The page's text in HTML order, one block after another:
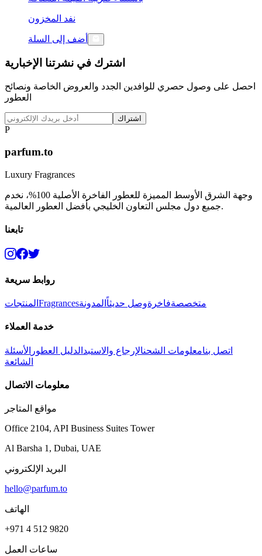
نفد المخزون
أضف إلى السلة
اشترك في نشرتنا الإخبارية
احصل على وصول حصري للوافدين الجدد والعروض الخاصة ونصائح
العطور
اشتراك
P
parfum.to
Luxury Fragrances
وجهة الشرق الأوسط المميزة للعطور الفاخرة الأصلية 100%، نخدم
جميع دول مجلس التعاون الخليجي بأفضل العطور العالمية.
تابعنا
روابط سريعة
المنتجات Fragrances متخصصةفاخرةوصل حديثاً المدونة
خدمة العملاء
اتصل بنامعلومات الشحنالإرجاع والاستبدالدليل العطور الأسئلة
الشائعة
معلومات الاتصال
مواقع المتاجر
Office 2104, API Business Suites Tower
Al Barsha 1, Dubai, UAE
البريد الإلكتروني
hello@parfum.to
الهاتف
+971 4 512 9820
ساعات العمل